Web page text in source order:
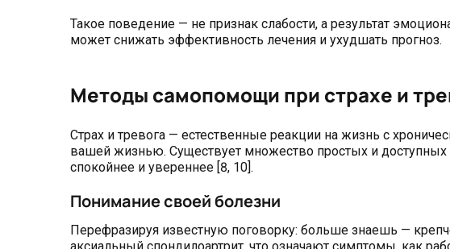
Такое поведение — не признак слабости, а результат
может снижать эффективность лечения и ухудшать прогноз.
Методы самопомощи при страхе и
Страх и тревога — естественные реакции на жизнь с
вашей жизнью. Существует множество простых и доступных
спокойнее и увереннее [8, 10].
Понимание своей болезни
Перефразируя известную поговорку: больше знаешь —